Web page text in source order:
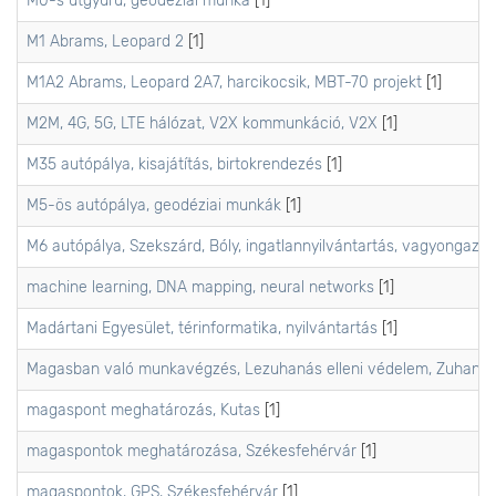
M1 Abrams, Leopard 2 [1]
M1A2 Abrams, Leopard 2A7, harcikocsik, MBT-70 projekt [1]
M2M, 4G, 5G, LTE hálózat, V2X kommunkáció, V2X [1]
M35 autópálya, kisajátítás, birtokrendezés [1]
M5-ös autópálya, geodéziai munkák [1]
M6 autópálya, Szekszárd, Bóly, ingatlannyilvántartás,
machine learning, DNA mapping, neural networks [1]
Madártani Egyesület, térinformatika, nyilvántartás [1]
Magasban való munkavégzés, Lezuhanás elleni védelem,
magaspont meghatározás, Kutas [1]
magaspontok meghatározása, Székesfehérvár [1]
magaspontok, GPS, Székesfehérvár [1]